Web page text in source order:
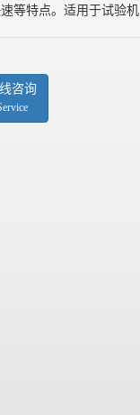
等特点。适用于试验机
咨询